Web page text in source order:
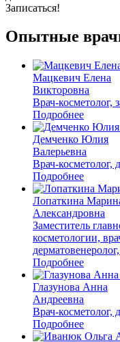
Записаться!
Опытные
Мацкевич Елена
Викторовна
Врач-косметолог,
Подробнее
Демченко Юлия
Валерьевна
Врач-косметолог,
Подробнее
Лопаткина
Александровна
Заместитель
косметологии,
Подробнее
Глазунова Анна
Андреевна
Врач-косметолог,
Подробнее